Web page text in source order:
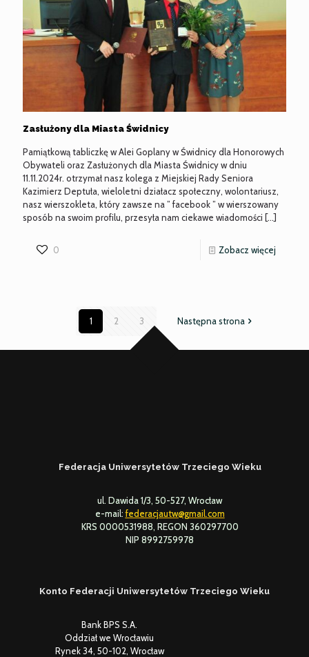
Zasłużony dla Miasta Świdnicy
Pamiątkową tabliczkę w Alei Goplany w Świdnicy dla Honorowych
Obywateli oraz Zasłużonych dla Miasta Świdnicy w dniu
11.11.2024r. otrzymał nasz kolega z Miejskiej Rady Seniora
Kazimierz Deptuła, wieloletni działacz społeczny, wolontariusz,
nasz wierszokleta, który zawsze na ” facebook ” w wierszowany
sposób na swoim profilu, przesyła nam ciekawe wiadomości […]
0 Zobacz więcej
1 2 3 Następna strona
Federacja Uniwersytetów Trzeciego Wieku
ul. Dawida 1/3, 50-527, Wrocław
e-mail:federacjautw@gmail.com
KRS 0000531988, REGON 360297700
NIP 8992759978
Konto Federacji Uniwersytetów Trzeciego Wieku
Bank BPS S.A.
Oddział we Wrocławiu
Rynek 34, 50-102, Wrocław